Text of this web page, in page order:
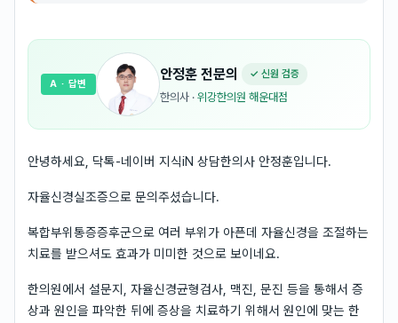
안정훈 전문의 ✓ 신원 검증
한의사 · 위강한의원 해운대점
A · 답변
안녕하세요, 닥톡-네이버 지식iN 상담한의사 안정훈입니다.
자율신경실조증으로 문의주셨습니다.
복합부위통증증후군으로 여러 부위가 아픈데 자율신경을 조절하는
치료를 받으셔도 효과가 미미한 것으로 보이네요.
한의원에서 설문지, 자율신경균형검사, 맥진, 문진 등을 통해서 증
상과 원인을 파악한 뒤에 증상을 치료하기 위해서 원인에 맞는 한